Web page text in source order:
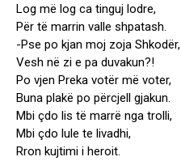
Log më log ca tinguj lodre,
Për të marrin valle shpatash.
-Pse po kjan moj zoja Shkodër,
Vesh në zi e pa duvakun?!
Po vjen Preka votër më voter,
Buna plakë po përcjell gjakun.
Mbi çdo lis të marrë nga trolli,
Mbi çdo lule te livadhi,
Rron kujtimi i heroit.